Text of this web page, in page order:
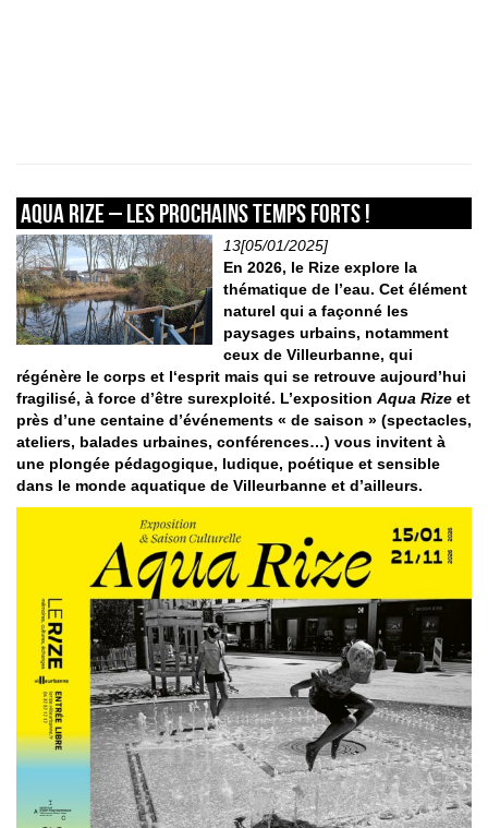
Aqua Rize – Les prochains temps forts !
13[05/01/2025]
En 2026, le Rize explore la
thématique de l’eau. Cet élément
naturel qui a façonné les
paysages urbains, notamment
ceux de Villeurbanne, qui
régénère le corps et l‘esprit mais qui se retrouve aujourd’hui
fragilisé, à force d’être surexploité. L’exposition Aqua Rize et
près d’une centaine d’événements « de saison » (spectacles,
ateliers, balades urbaines, conférences…) vous invitent à
une plongée pédagogique, ludique, poétique et sensible
dans le monde aquatique de Villeurbanne et d’ailleurs.